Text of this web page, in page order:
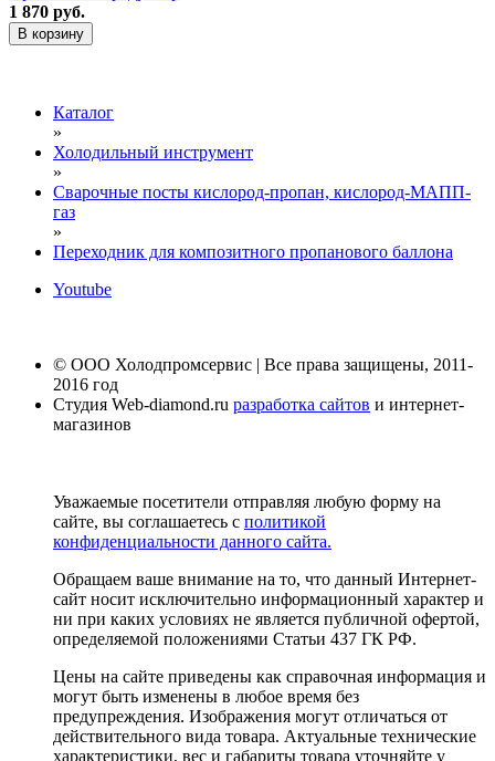
1 870 руб.
В корзину
Каталог
»
Холодильный инструмент
»
Сварочные посты кислород-пропан, кислород-МАПП-
газ
»
Переходник для композитного пропанового баллона
Youtube
© ООО Холодпромсервис | Все права защищены, 2011-
2016 год
Студия Web-diamond.ru разработка сайтов и интернет-
магазинов
Уважаемые посетители отправляя любую форму на
сайте, вы соглашаетесь с политикой
конфиденциальности данного сайта.
Обращаем ваше внимание на то, что данный Интернет-
сайт носит исключительно информационный характер и
ни при каких условиях не является публичной офертой,
определяемой положениями Статьи 437 ГК РФ.
Цены на сайте приведены как справочная информация и
могут быть изменены в любое время без
предупреждения. Изображения могут отличаться от
действительного вида товара. Актуальные технические
характеристики, вес и габариты товара уточняйте у